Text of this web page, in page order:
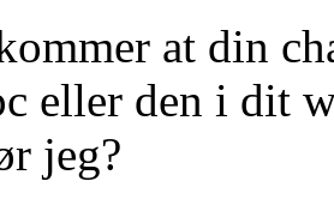
at din
eller den i dit
jeg?